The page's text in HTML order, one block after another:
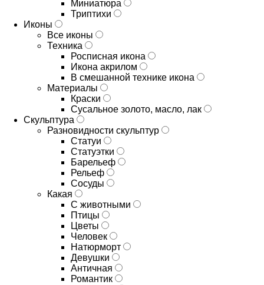
Миниатюра
Триптихи
Иконы
Все иконы
Техника
Росписная икона
Икона акрилом
В смешанной технике икона
Материалы
Краски
Сусальное золото, масло, лак
Скульптура
Разновидности скульптур
Статуи
Статуэтки
Барельеф
Рельеф
Сосуды
Какая
С животными
Птицы
Цветы
Человек
Натюрморт
Девушки
Античная
Романтик